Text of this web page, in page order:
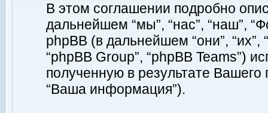
В этом соглашении подробно
дальнейшем “мы”, “нас”, “наш”,
phpBB (в дальнейшем “они”, “их”,
“phpBB Group”, “phpBB Teams”)
полученную в результате
“Ваша информация”).